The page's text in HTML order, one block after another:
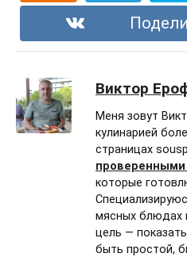
Виктор
Меня зовут
кулинарией
страницах
которые
мясных блюдах
цель —
быть простой,